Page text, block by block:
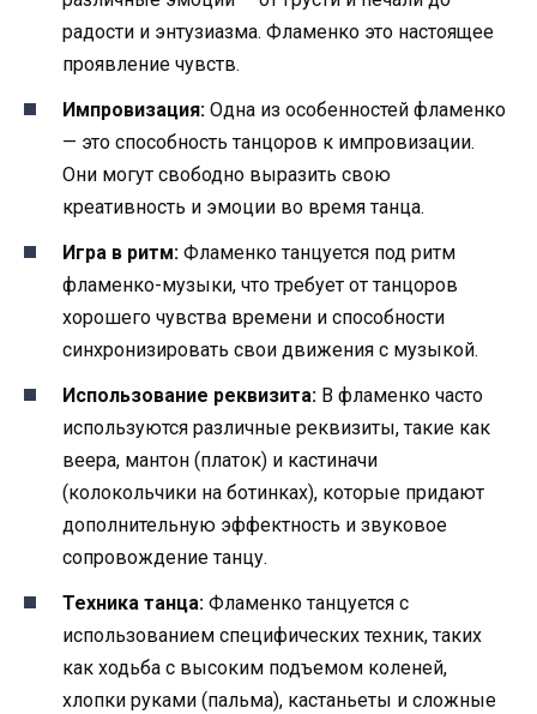
радости и энтузиазма. Фламенко это настоящее
проявление чувств.
Импровизация: Одна из особенностей фламенко
— это способность танцоров к импровизации.
Они могут свободно выразить свою
креативность и эмоции во время танца.
Игра в ритм: Фламенко танцуется под ритм
фламенко-музыки, что требует от танцоров
хорошего чувства времени и способности
синхронизировать свои движения с музыкой.
Использование реквизита: В фламенко часто
используются различные реквизиты, такие как
веера, мантон (платок) и кастиначи
(колокольчики на ботинках), которые придают
дополнительную эффектность и звуковое
сопровождение танцу.
Техника танца: Фламенко танцуется с
использованием специфических техник, таких
как ходьба с высоким подъемом коленей,
хлопки руками (пальма), кастаньеты и сложные